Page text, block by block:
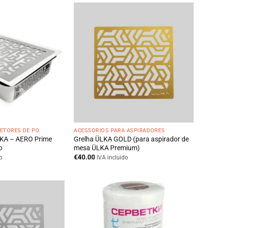
DE PÓ
– AERO Prime
ACESSÓRIOS PARA ASPIRADORES
Grelha ÜLKA GOLD (para aspirador de
mesa ÜLKA Premium)
€40.00 IVA incluido